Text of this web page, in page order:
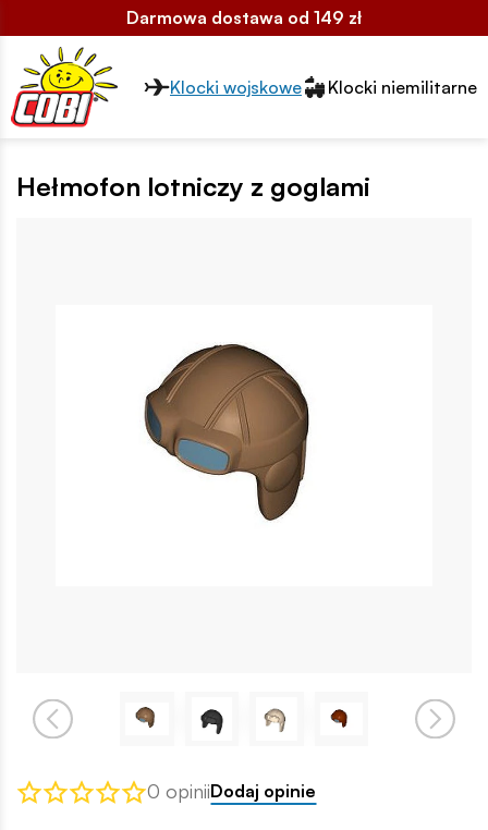
Darmowa dostawa od 149 zł
Przełącznik segmentów2
Klocki wojskowe Klocki niemilitarne
Hełmofon lotniczy z goglami
0 opiniiDodaj opinie